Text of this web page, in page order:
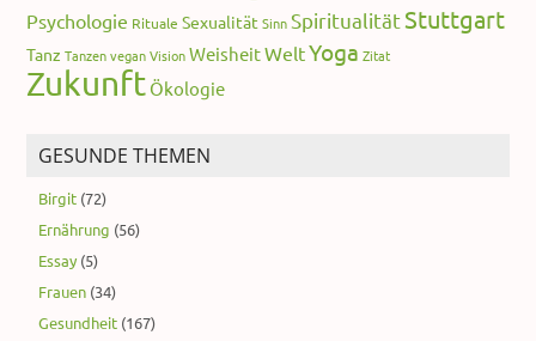
Psychologie Rituale Sexualität Sinn SpiritualitätStuttgart
Tanz Tanzen vegan Vision WeisheitWeltYoga Zitat
Zukunft Ökologie
GESUNDE THEMEN
Birgit (72)
Ernährung (56)
Essay (5)
Frauen (34)
Gesundheit (167)